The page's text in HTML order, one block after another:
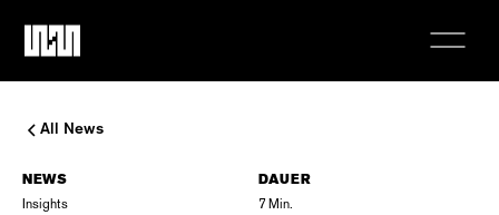
All News
NEWS
Insights
DAUER
7 Min.